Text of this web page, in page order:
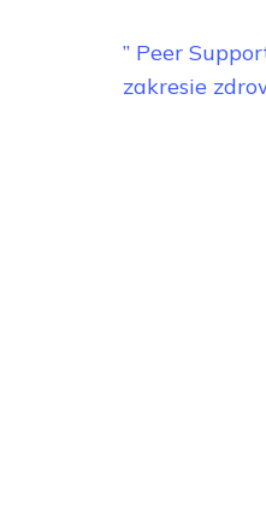
wpisu
” Peer
zakresie